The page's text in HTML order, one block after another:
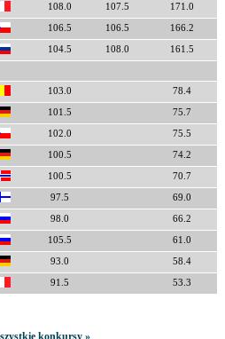
108.0 107.5 171.0
106.5 106.5 166.2
104.5 108.0 161.5
103.0 78.4
101.5 75.7
102.0 75.5
100.5 74.2
100.5 70.7
97.5 69.0
98.0 66.2
105.5 61.0
93.0 58.4
91.5 53.3
konkursy »